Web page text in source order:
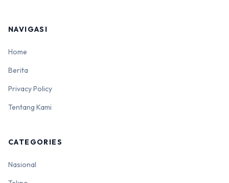
NAVIGASI
Home
Berita
Privacy Policy
Tentang Kami
CATEGORIES
Nasional